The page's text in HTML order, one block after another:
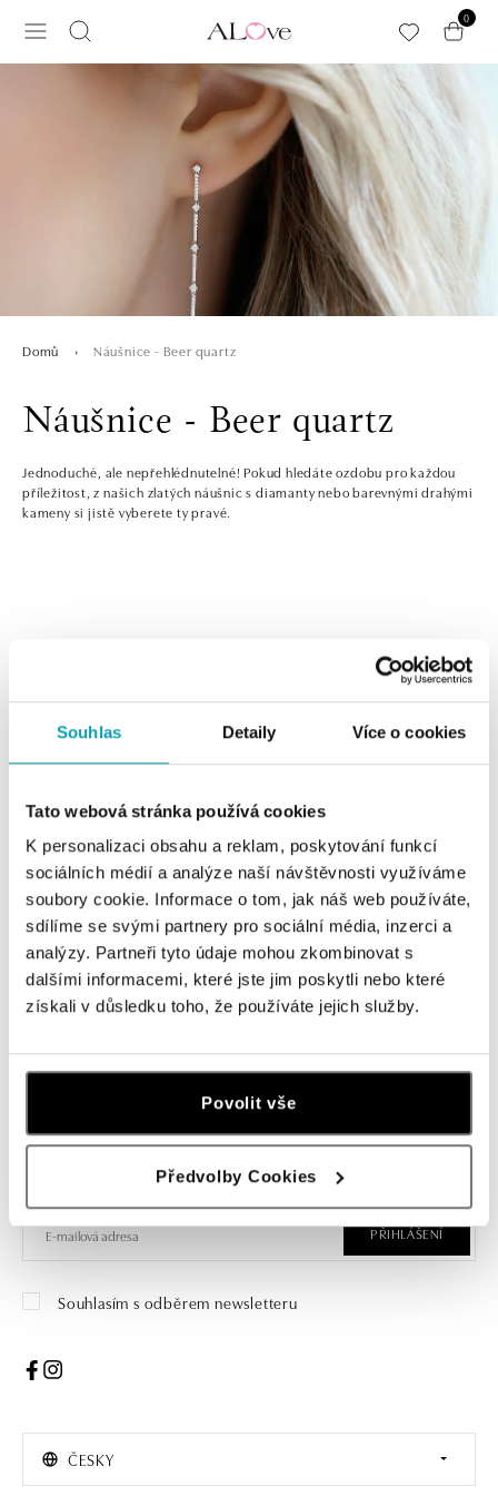
Souhlas Detaily Více o cookies
Tato webová stránka používá cookies
K personalizaci obsahu a reklam, poskytování funkcí
sociálních médií a analýze naší návštěvnosti využíváme
soubory cookie. Informace o tom, jak náš web používáte,
sdílíme se svými partnery pro sociální média, inzerci a
analýzy. Partneři tyto údaje mohou zkombinovat s
dalšími informacemi, které jste jim poskytli nebo které
získali v důsledku toho, že používáte jejich služby.
Povolit vše
Předvolby Cookies
0
Domů Náušnice - Beer quartz
Náušnice - Beer quartz
Jednoduché, ale nepřehlédnutelné! Pokud hledáte ozdobu pro každou
příležitost, z našich zlatých náušnic s diamanty nebo barevnými drahými
kameny si jistě vyberete ty pravé.
FILTR
V katalogu nejsou žádné produkty.
Jednoduché, ale nepřehlédnutelné! Pokud hledáte
ozdobu pro každou příležitost, z našich zlatých náušnic s
diamanty nebo barevnými drahými kameny si jistě
vyberete ty pravé.
Přihlaste se k odběru newsletteru
Objevte nejnovější kolekce, novinky a exkluzivní produkty.
PŘIHLÁŠENÍ
Souhlasím s odběrem newsletteru
ČESKY